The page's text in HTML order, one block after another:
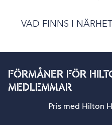
VAD FINNS I
FÖRMÅNER FÖR
MEDLEMMAR
Pris med Hilton